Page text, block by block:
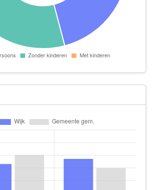
B.V.
1 B
Bogaert Holding B.V.
Rombeek B.V.
1 B